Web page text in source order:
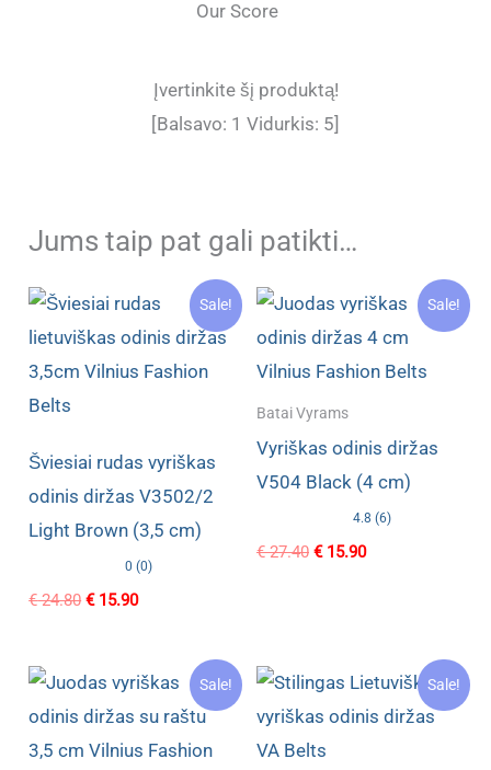
Our Score
Įvertinkite šį produktą!
[Balsavo: 1 Vidurkis: 5]
Jums taip pat gali patikti…
Sale!
Šviesiai rudas vyriškas
odinis diržas V3502/2
Light Brown (3,5 cm)
0 (0)
€24.80 Original
€15.90Current
Sale!
Batai Vyrams
Vyriškas odinis diržas
V504 Black (4 cm)
4.8 (6)
€27.40 Original
€15.90Current
Sale! Sale!